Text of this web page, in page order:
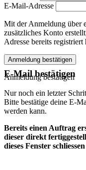
E-Mail-Adresse
Mit der Anmeldung über
zusätzliches Konto
Adresse bereits registriert
Anmeldung bestätigen
Anmeldung bestätigen
E-Mail bestätigen
Nur noch ein letzter
Bitte bestätige deine E-
werden kann.
Bereits einen Auftrag
dieser direkt
dieses Fenster